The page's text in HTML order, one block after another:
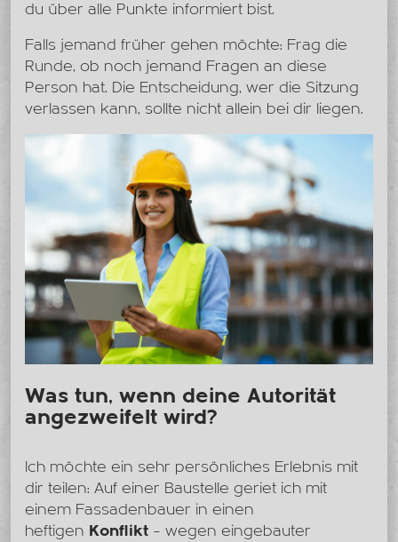
du über alle Punkte informiert bist.
Falls jemand früher gehen möchte: Frag die
Runde, ob noch jemand Fragen an diese
Person hat. Die Entscheidung, wer die Sitzung
verlassen kann, sollte nicht allein bei dir liegen.
Was tun, wenn deine Autorität
angezweifelt wird?
Ich möchte ein sehr persönliches Erlebnis mit
dir teilen: Auf einer Baustelle geriet ich mit
einem Fassadenbauer in einen
heftigen Konflikt – wegen eingebauter